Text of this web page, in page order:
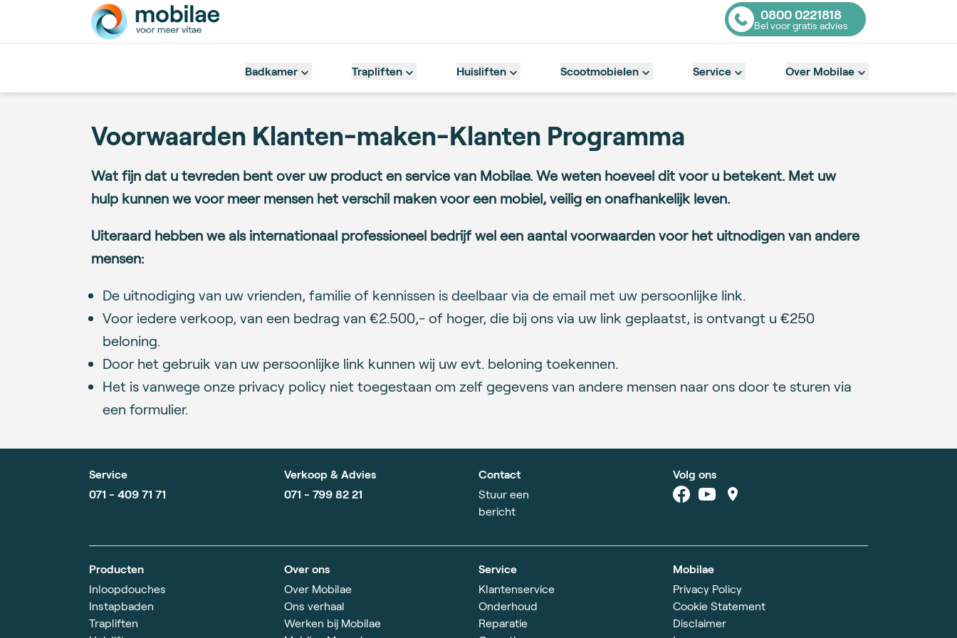
Contact number
0800 0221818
Bel voor gratis advies
Badkamer Trapliften Huisliften Scootmobielen Service Over Mobilae
Voorwaarden Klanten-maken-Klanten Programma
Wat fijn dat u tevreden bent over uw product en service van Mobilae. We weten hoeveel dit voor u betekent. Met uw
hulp kunnen we voor meer mensen het verschil maken voor een mobiel, veilig en onafhankelijk leven.
Uiteraard hebben we als internationaal professioneel bedrijf wel een aantal voorwaarden voor het uitnodigen van andere
mensen:
De uitnodiging van uw vrienden, familie of kennissen is deelbaar via de email met uw persoonlijke link.
Voor iedere verkoop, van een bedrag van €2.500,- of hoger, die bij ons via uw link geplaatst, is ontvangt u €250
beloning.
Door het gebruik van uw persoonlijke link kunnen wij uw evt. beloning toekennen.
Het is vanwege onze privacy policy niet toegestaan om zelf gegevens van andere mensen naar ons door te sturen via
een formulier.
Service
071 - 409 71 71
Verkoop & Advies
071 - 799 82 21
Contact
Stuur een
bericht
Volg ons
Producten
Inloopdouches
Instapbaden
Trapliften
Over ons
Over Mobilae
Ons verhaal
Werken bij Mobilae
Service
Klantenservice
Onderhoud
Reparatie
Mobilae
Privacy Policy
Cookie Statement
Disclaimer